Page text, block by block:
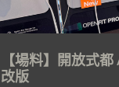
【場料】開放式
改版